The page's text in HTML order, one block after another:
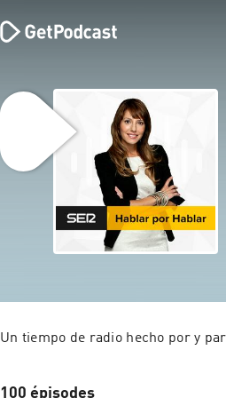
Un tiempo de radio hecho por y
100 épisodes